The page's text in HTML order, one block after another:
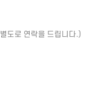
도로 연락을 드립니다.)